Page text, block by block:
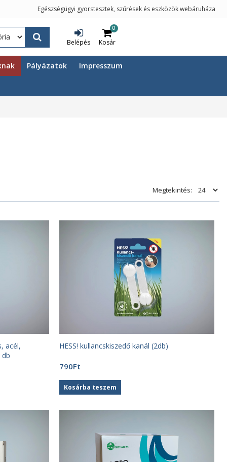
Egészségügyi gyorstesztek, szűrések és eszközök webáruháza
Belépés
0
Kosár
Pályázatok Impresszum
Megtekintés:
acél,
db
HESS! kullancskiszedő kanál (2db)
790Ft
Kosárba teszem